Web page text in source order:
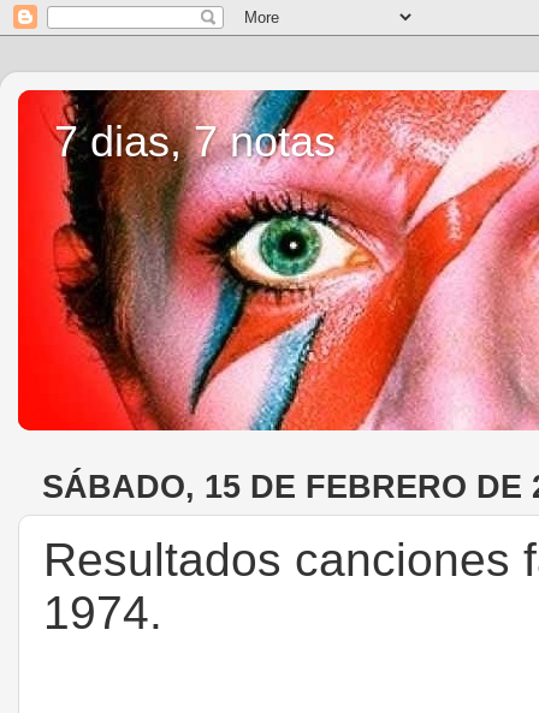
7 dias, 7 notas
SÁBADO, 15 DE FEBRERO DE
Resultados canciones
1974.